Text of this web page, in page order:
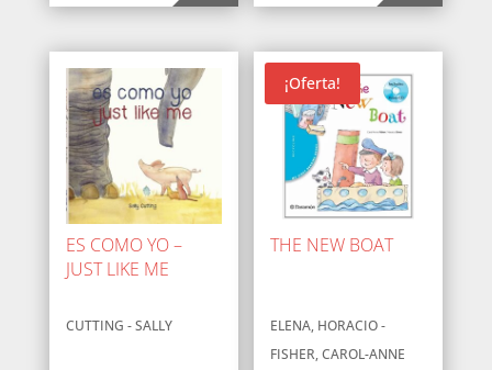
era:
es:
era:
es:
ES COMO YO –
JUST LIKE ME
CUTTING - SALLY
¡Oferta!
THE NEW BOAT
ELENA, HORACIO -
FISHER, CAROL-ANNE